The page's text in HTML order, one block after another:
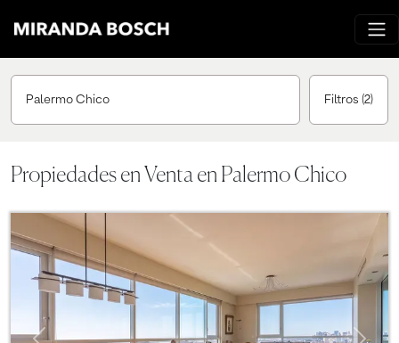
Palermo Chico Filtros (2)
Propiedades en Venta en Palermo Chico
Previous